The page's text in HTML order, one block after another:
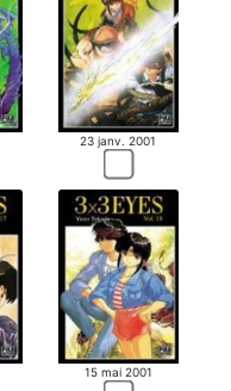
23 janv. 2001
15 mai 2001